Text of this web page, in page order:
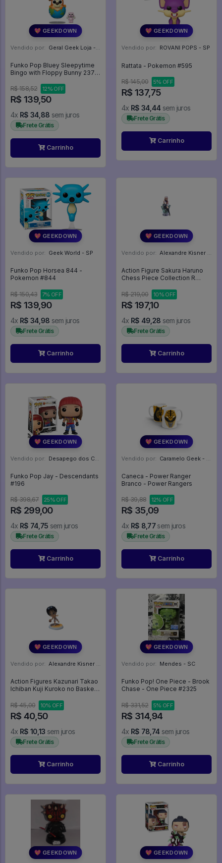
💖 GEEKDOWN
Vendido por: Geral Geek Loja - SP
Funko Pop Bluey Sleepytime
Bingo with Floppy Bunny 2374
R$ 158,52
12% OFF
R$ 139,50
4x R$ 34,88 sem juros
Frete Grátis
Carrinho
💖 GEEKDOWN
Vendido por: ROVANI POPS - SP
Rattata - Pokemon #595
R$ 145,00 5% OFF
R$ 137,75
4x R$ 34,44 sem juros
Frete Grátis
Carrinho
💖 GEEKDOWN
Vendido por: Geek World - SP
Funko Pop Horsea 844 -
Pokemon #844
R$ 150,43 7% OFF
R$ 139,90
4x R$ 34,98 sem juros
Frete Grátis
Carrinho
💖 GEEKDOWN
Vendido por: Alexandre Kisner - PR
Action Figure Sakura Haruno
Chess Piece Collection R
- Naruto Shippuden
R$ 219,00 10% OFF
R$ 197,10
4x R$ 49,28 sem juros
Frete Grátis
Carrinho
💖 GEEKDOWN
Vendido por: Desapego dos Cardoso - PR
Funko Pop Jay - Descendants
#196
R$ 398,67 25% OFF
R$ 299,00
4x R$ 74,75 sem juros
Frete Grátis
Carrinho
💖 GEEKDOWN
Vendido por: Caramelo Geek - DF
Caneca - Power Ranger
Branco - Power Rangers
R$ 39,88 12% OFF
R$ 35,09
4x R$ 8,77 sem juros
Frete Grátis
Carrinho
💖 GEEKDOWN
Vendido por: Alexandre Kisner - PR
Action Figures Kazunari Takao
Ichiban Kuji Kuroko no Basket
Kuroko No Basket
R$ 45,00 10% OFF
R$ 40,50
4x R$ 10,13 sem juros
Frete Grátis
Carrinho
💖 GEEKDOWN
Vendido por: Mendes - SC
Funko Pop! One Piece - Brook
Chase - One Piece #2325
R$ 331,52 5% OFF
R$ 314,94
4x R$ 78,74 sem juros
Frete Grátis
Carrinho
💖 GEEKDOWN 💖 GEEKDOWN